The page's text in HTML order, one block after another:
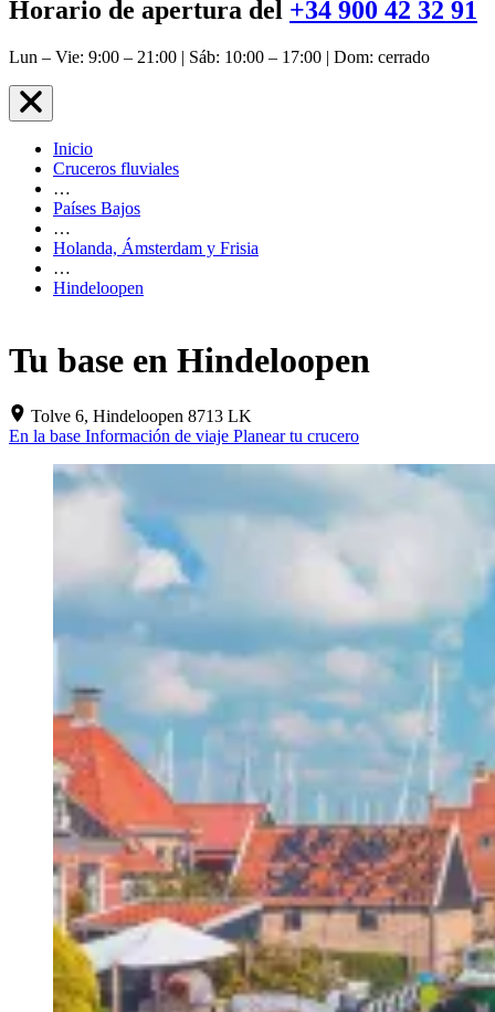
Horario de apertura del +34 900 42 32 91
Lun – Vie: 9:00 – 21:00 | Sáb: 10:00 – 17:00 | Dom: cerrado
Inicio
Cruceros fluviales
…
Países Bajos
…
Holanda, Ámsterdam y Frisia
…
Hindeloopen
Tu base en Hindeloopen
Tolve 6, Hindeloopen 8713 LK
En la base Información de viaje Planear tu crucero